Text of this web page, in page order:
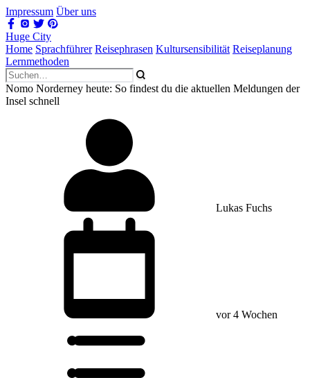
Impressum Über uns
Huge City
Home Sprachführer Reisephrasen Kultursensibilität Reiseplanung
Lernmethoden
Nomo Norderney heute: So findest du die aktuellen Meldungen der
Insel schnell
Lukas Fuchs
vor 4 Wochen